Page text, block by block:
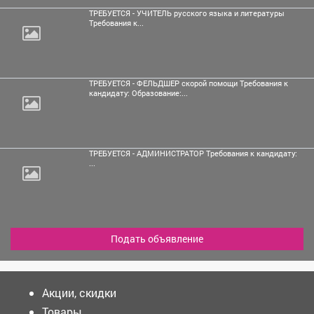
ТРЕБУЕТСЯ - УЧИТЕЛЬ русского языка и литературы
Требования к...
ТРЕБУЕТСЯ - ФЕЛЬДШЕР скорой помощи Требования к
кандидату: Образование:...
ТРЕБУЕТСЯ - АДМИНИСТРАТОР Требования к кандидату:
...
Подать объявление
Акции, скидки